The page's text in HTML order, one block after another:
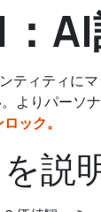
ティティに
よりパーソ
ック。
説